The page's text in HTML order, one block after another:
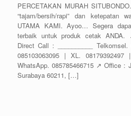
PERCETAKAN MURAH
“tajam/bersih/rapi” dan ketepatan
UTAMA KAMI. Ayoo… Segera
terbaik untuk produk cetak ANDA.
Direct Call : __________
085103063095 | XL. 08179392497
WhatsApp. 085785466715 ↗️ Office :
Surabaya 60211, […]